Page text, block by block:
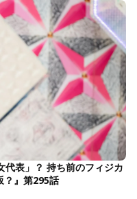
代表」？ 持ち前のフィジカ
？』第295話